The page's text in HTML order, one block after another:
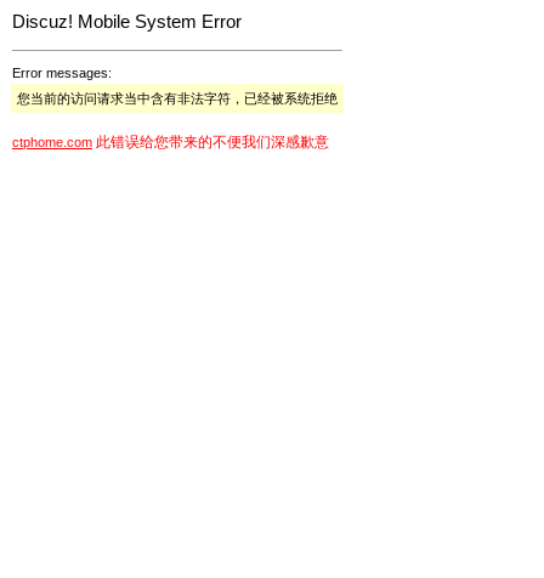
Discuz! Mobile System Error
Error messages:
您当前的访问请求当中含有非法字符，已经被系统拒绝
ctphome.com 此错误给您带来的不便我们深感歉意